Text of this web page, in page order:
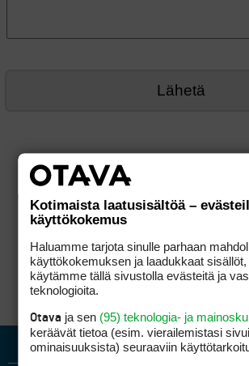
Kotimaista laatusisältöä –
käyttökokemus
Haluamme tarjota sinulle parhaan
käyttökokemuksen ja laadukkaat
käytämme tällä sivustolla evästeitä ja
teknologioita.
Otava ja sen (95) teknologia- ja
keräävät tietoa (esim. vierailemis­tasi
ominaisuuk­sista) seuraaviin